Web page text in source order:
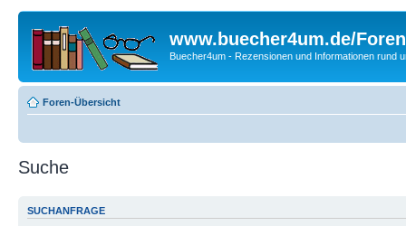
www.buecher4um.de/Foren
Buecher4um - Rezensionen und Informationen rund
Foren-Übersicht
Suche
SUCHANFRAGE